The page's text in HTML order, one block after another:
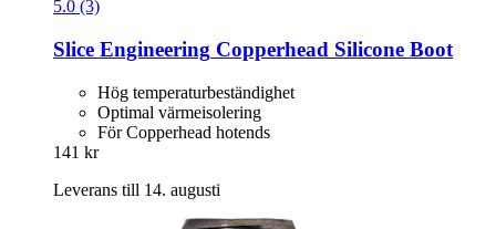
5.0 (3)
Slice Engineering Copperhead Silicone Boot
Hög temperaturbeständighet
Optimal värmeisolering
För Copperhead hotends
141 kr
Leverans till 14. augusti